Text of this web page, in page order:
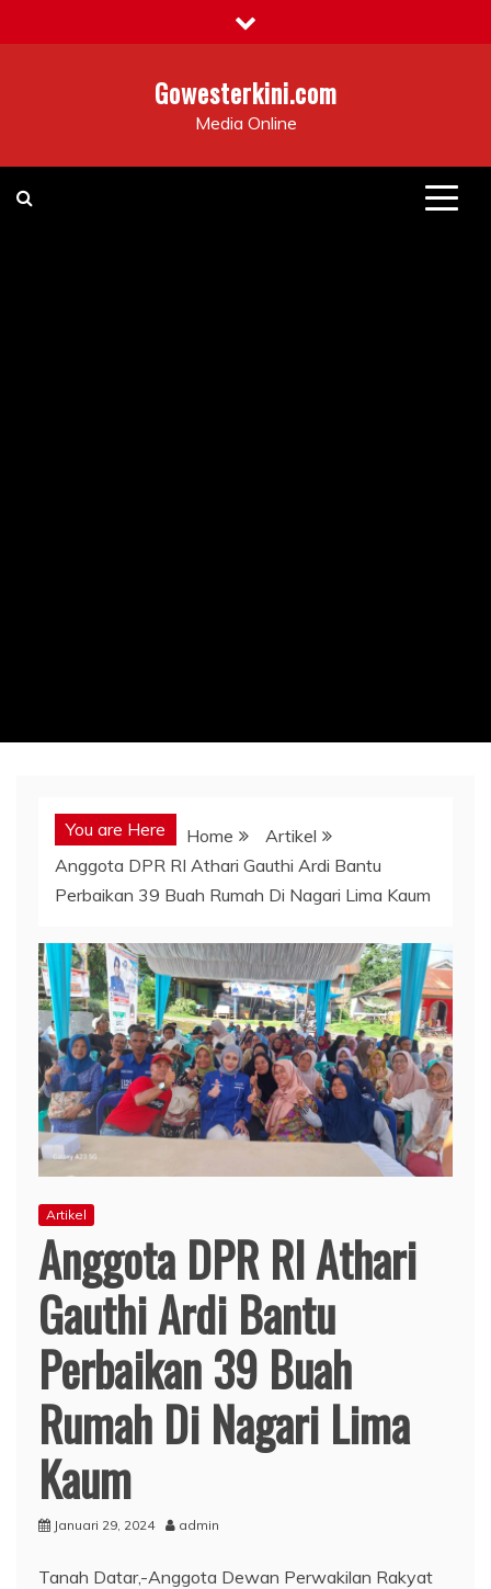
to
Gowesterkini.com
Media Online
You are Here Home
Artikel
Anggota DPR RI Athari Gauthi Ardi Bantu
Perbaikan 39 Buah Rumah Di Nagari Lima Kaum
Artikel
Anggota DPR RI Athari
Gauthi Ardi Bantu
Perbaikan 39 Buah
Rumah Di Nagari Lima
Kaum
Januari 29, 2024 admin
Tanah Datar,-Anggota Dewan Perwakilan Rakyat